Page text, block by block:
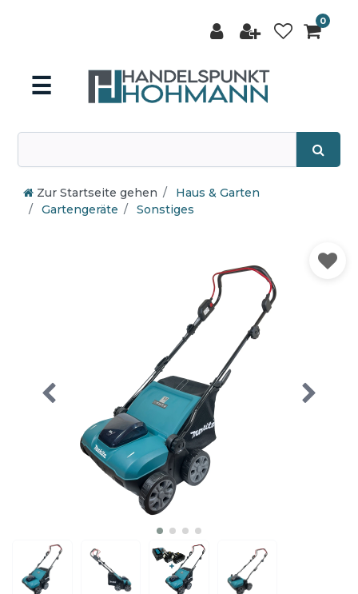
0
☰
Zur Startseite gehen
Haus & Garten
Gartengeräte
Sonstiges